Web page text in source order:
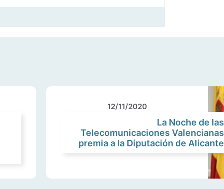
12/11/2020
La Noche de las
Telecomunicaciones Valencianas
premia a la Diputación de Alicante